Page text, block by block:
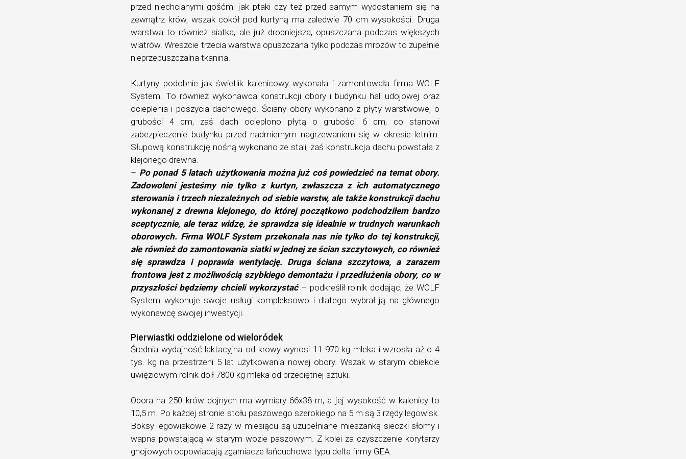
przed niechcianymi gośćmi jak ptaki czy też przed samym wydostaniem się na
zewnątrz krów, wszak cokół pod kurtyną ma zaledwie 70 cm wysokości. Druga
warstwa to również siatka, ale już drobniejsza, opuszczana podczas większych
wiatrów. Wreszcie trzecia warstwa opuszczana tylko podczas mrozów to zupełnie
nieprzepuszczalna tkanina.
Kurtyny podobnie jak świetlik kalenicowy wykonała i zamontowała firma WOLF
System. To również wykonawca konstrukcji obory i budynku hali udojowej oraz
ocieplenia i poszycia dachowego. Ściany obory wykonano z płyty warstwowej o
grubości 4 cm, zaś dach ocieplono płytą o grubości 6 cm, co stanowi
zabezpieczenie budynku przed nadmiernym nagrzewaniem się w okresie letnim.
Słupową konstrukcję nośną wykonano ze stali, zaś konstrukcja dachu powstała z
klejonego drewna.
– Po ponad 5 latach użytkowania można już coś powiedzieć na temat obory.
Zadowoleni jesteśmy nie tylko z kurtyn, zwłaszcza z ich automatycznego
sterowania i trzech niezależnych od siebie warstw, ale także konstrukcji dachu
wykonanej z drewna klejonego, do której początkowo podchodziłem bardzo
sceptycznie, ale teraz widzę, że sprawdza się idealnie w trudnych warunkach
oborowych. Firma WOLF System przekonała nas nie tylko do tej konstrukcji,
ale również do zamontowania siatki w jednej ze ścian szczytowych, co również
się sprawdza i poprawia wentylację. Druga ściana szczytowa, a zarazem
frontowa jest z możliwością szybkiego demontażu i przedłużenia obory, co w
przyszłości będziemy chcieli wykorzystać– podkreślił rolnik dodając, że WOLF
System wykonuje swoje usługi kompleksowo i dlatego wybrał ją na głównego
wykonawcę swojej inwestycji.
Pierwiastki oddzielone od wieloródek
Średnia wydajność laktacyjna od krowy wynosi 11 970 kg mleka i wzrosła aż o 4
tys. kg na przestrzeni 5 lat użytkowania nowej obory. Wszak w starym obiekcie
uwięziowym rolnik doił 7800 kg mleka od przeciętnej sztuki.
Obora na 250 krów dojnych ma wymiary 66x38 m, a jej wysokość w kalenicy to
10,5 m. Po każdej stronie stołu paszowego szerokiego na 5 m są 3 rzędy legowisk.
Boksy legowiskowe 2 razy w miesiącu są uzupełniane mieszanką sieczki słomy i
wapna powstającą w starym wozie paszowym. Z kolei za czyszczenie korytarzy
gnojowych odpowiadają zgarniacze łańcuchowe typu delta firmy GEA.